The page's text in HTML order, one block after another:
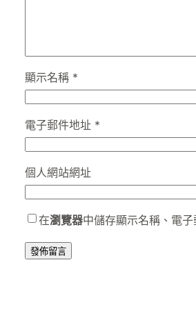
顯示名稱 *
電子郵件地址 *
個人網站網址
在瀏覽器中儲存顯示名稱、電